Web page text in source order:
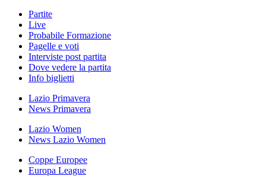
Partite
Live
Probabile Formazione
Pagelle e voti
Interviste post partita
Dove vedere la partita
Info biglietti
Lazio Primavera
News Primavera
Lazio Women
News Lazio Women
Coppe Europee
Europa League